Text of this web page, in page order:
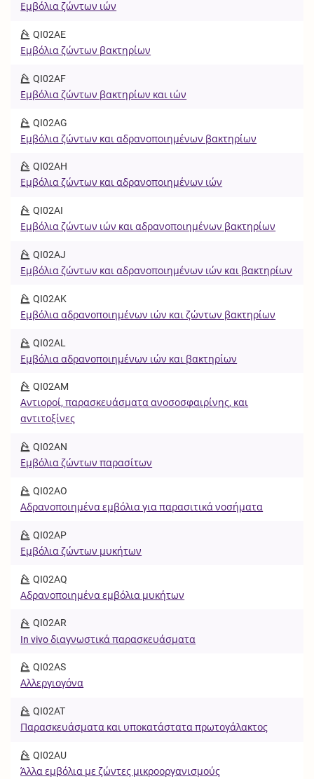
Εμβόλια ζώντων ιών
QI02AE
Εμβόλια ζώντων βακτηρίων
QI02AF
Εμβόλια ζώντων βακτηρίων και ιών
QI02AG
Εμβόλια ζώντων και αδρανοποιημένων βακτηρίων
QI02AH
Εμβόλια ζώντων και αδρανοποιημένων ιών
QI02AI
Εμβόλια ζώντων ιών και αδρανοποιημένων βακτηρίων
QI02AJ
Εμβόλια ζώντων και αδρανοποιημένων ιών και βακτηρίων
QI02AK
Εμβόλια αδρανοποιημένων ιών και ζώντων βακτηρίων
QI02AL
Εμβόλια αδρανοποιημένων ιών και βακτηρίων
QI02AM
Αντιοροί, παρασκευάσματα ανοσοσφαιρίνης, και
αντιτοξίνες
QI02AN
Εμβόλια ζώντων παρασίτων
QI02AO
Αδρανοποιημένα εμβόλια για παρασιτικά νοσήματα
QI02AP
Εμβόλια ζώντων μυκήτων
QI02AQ
Αδρανοποιημένα εμβόλια μυκήτων
QI02AR
In vivo διαγνωστικά παρασκευάσματα
QI02AS
Αλλεργιογόνα
QI02AT
Παρασκευάσματα και υποκατάστατα πρωτογάλακτος
QI02AU
Άλλα εμβόλια με ζώντες μικροοργανισμούς